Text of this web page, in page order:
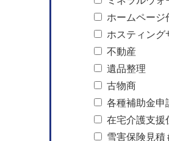
ホームページ
ホスティング
不動産
遺品整理
古物商
各種補助金申
在宅介護支援
雪害保険見積